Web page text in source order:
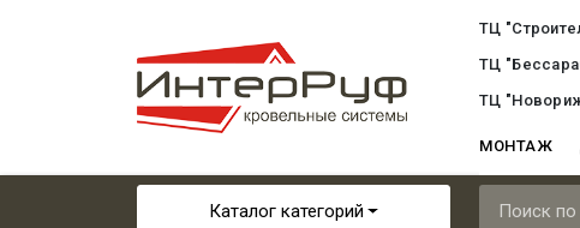
ТЦ
ТЦ
ТЦ
МОНТАЖ
Каталог категорий